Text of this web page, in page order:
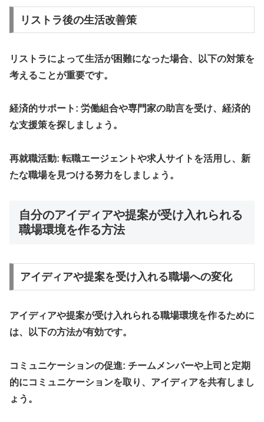
リストラ後の生活改善策
リストラによって生活が困難になった場合、以下の対策を
考えることが重要です。
経済的サポート : 労働組合や専門家の助言を受け、経済的
な支援策を探しましょう。
再就職活動: 転職エージェントや求人サイトを活用し、新
たな職場を見つける努力をしましょう。
自分のアイディアや提案が受け入れられる
職場環境を作る方法
アイディアや提案を受け入れる職場への変化
アイディアや提案が受け入れられる職場環境を作るために
は、以下の方法が有効です。
コミュニケーションの促進: チームメンバーや上司と定期
的にコミュニケーションを取り、アイディアを共有しまし
ょう。